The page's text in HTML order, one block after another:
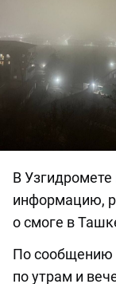
В Узгидромете
информацию,
о смоге в
По сообщению
по утрам и